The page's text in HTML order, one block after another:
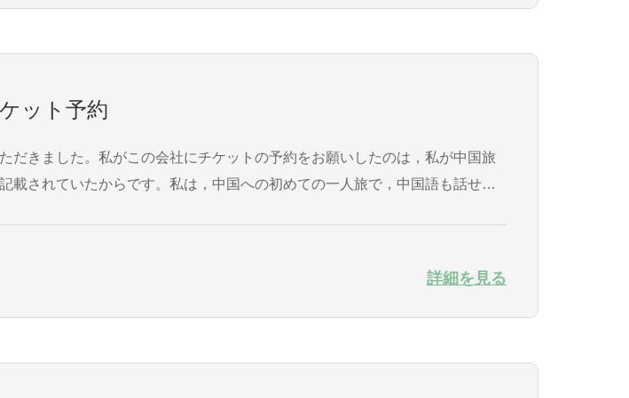
ット予約
きました。私がこの会社にチケットの予約をお願いしたのは，私が中国旅
されていたからです。私は，中国への初めての一人旅で，中国語も話せ
詳細を見る